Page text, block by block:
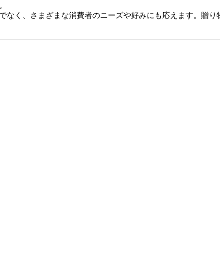
く、さまざまな消費者のニーズや好みにも応えます。贈